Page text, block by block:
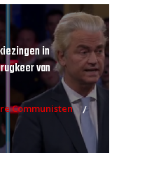
in
van
Communisten